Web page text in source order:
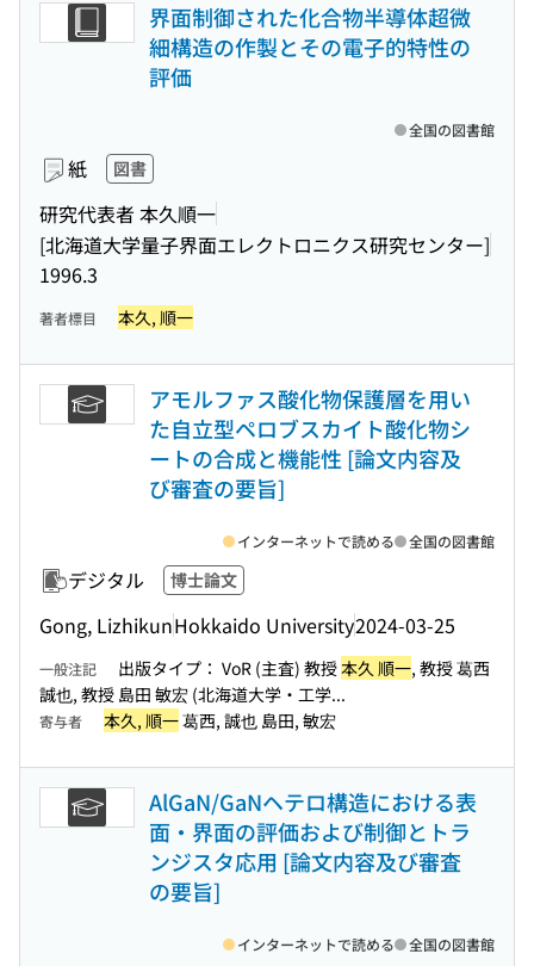
界面制御された化合物半導体超微
細構造の作製とその電子的特性の
評価
紙 図書
研究代表者 本久順一
[北海道大学量子界面エレクトロニクス研究センター]
1996.3
全国の図書館
著者標目 本久, 順一
アモルファス酸化物保護層を用い
た自立型ペロブスカイト酸化物シ
ートの合成と機能性 [論文内容及
び審査の要旨]
デジタル 博士論文
Gong, LizhikunHokkaido University2024-03-25
インターネットで読める 全国の図書館
一般注記 出版タイプ： VoR (主査) 教授本久 順一, 教授 葛西
誠也, 教授 島田 敏宏 (北海道大学・工学...
寄与者 本久, 順一葛西, 誠也 島田, 敏宏
AlGaN/GaNヘテロ構造における表
面・界面の評価および制御とトラ
ンジスタ応用 [論文内容及び審査
の要旨]
インターネットで読める 全国の図書館